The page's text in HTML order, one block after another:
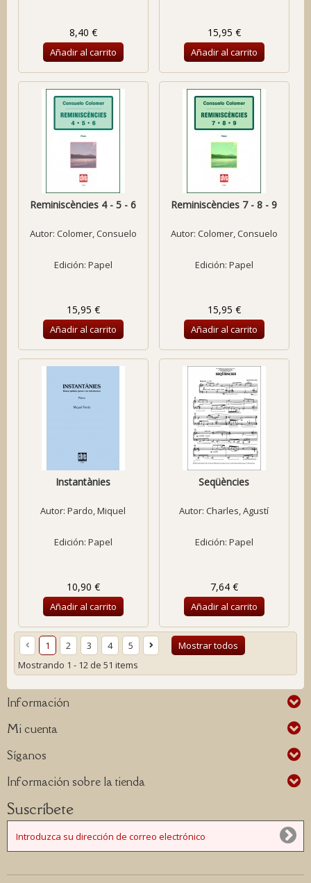
8,40 €
Añadir al carrito
15,95 €
Añadir al carrito
Reminiscències 4 - 5 - 6
Autor: Colomer, Consuelo
Edición: Papel
15,95 €
Añadir al carrito
Reminiscències 7 - 8 - 9
Autor: Colomer, Consuelo
Edición: Papel
15,95 €
Añadir al carrito
Instantànies
Autor:Pardo, Miquel
Edición: Papel
10,90 €
Añadir al carrito
Seqüències
Autor:Charles, Agustí
Edición: Papel
7,64 €
Añadir al carrito
Mostrar todos
1 2 3 4
5
Mostrando 1 - 12 de 51 items
Información
Mi cuenta
Síganos
Información sobre la tienda
Suscríbete